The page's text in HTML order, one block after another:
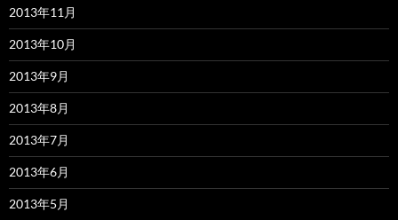
2013年11月
2013年10月
2013年9月
2013年8月
2013年7月
2013年6月
2013年5月